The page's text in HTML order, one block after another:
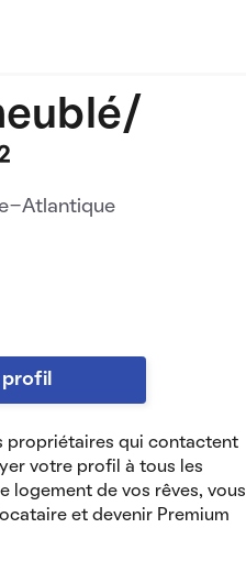
Atlantique
profil
propriétaires qui contactent
votre profil à tous les
logement de vos rêves, vous
et devenir Premium